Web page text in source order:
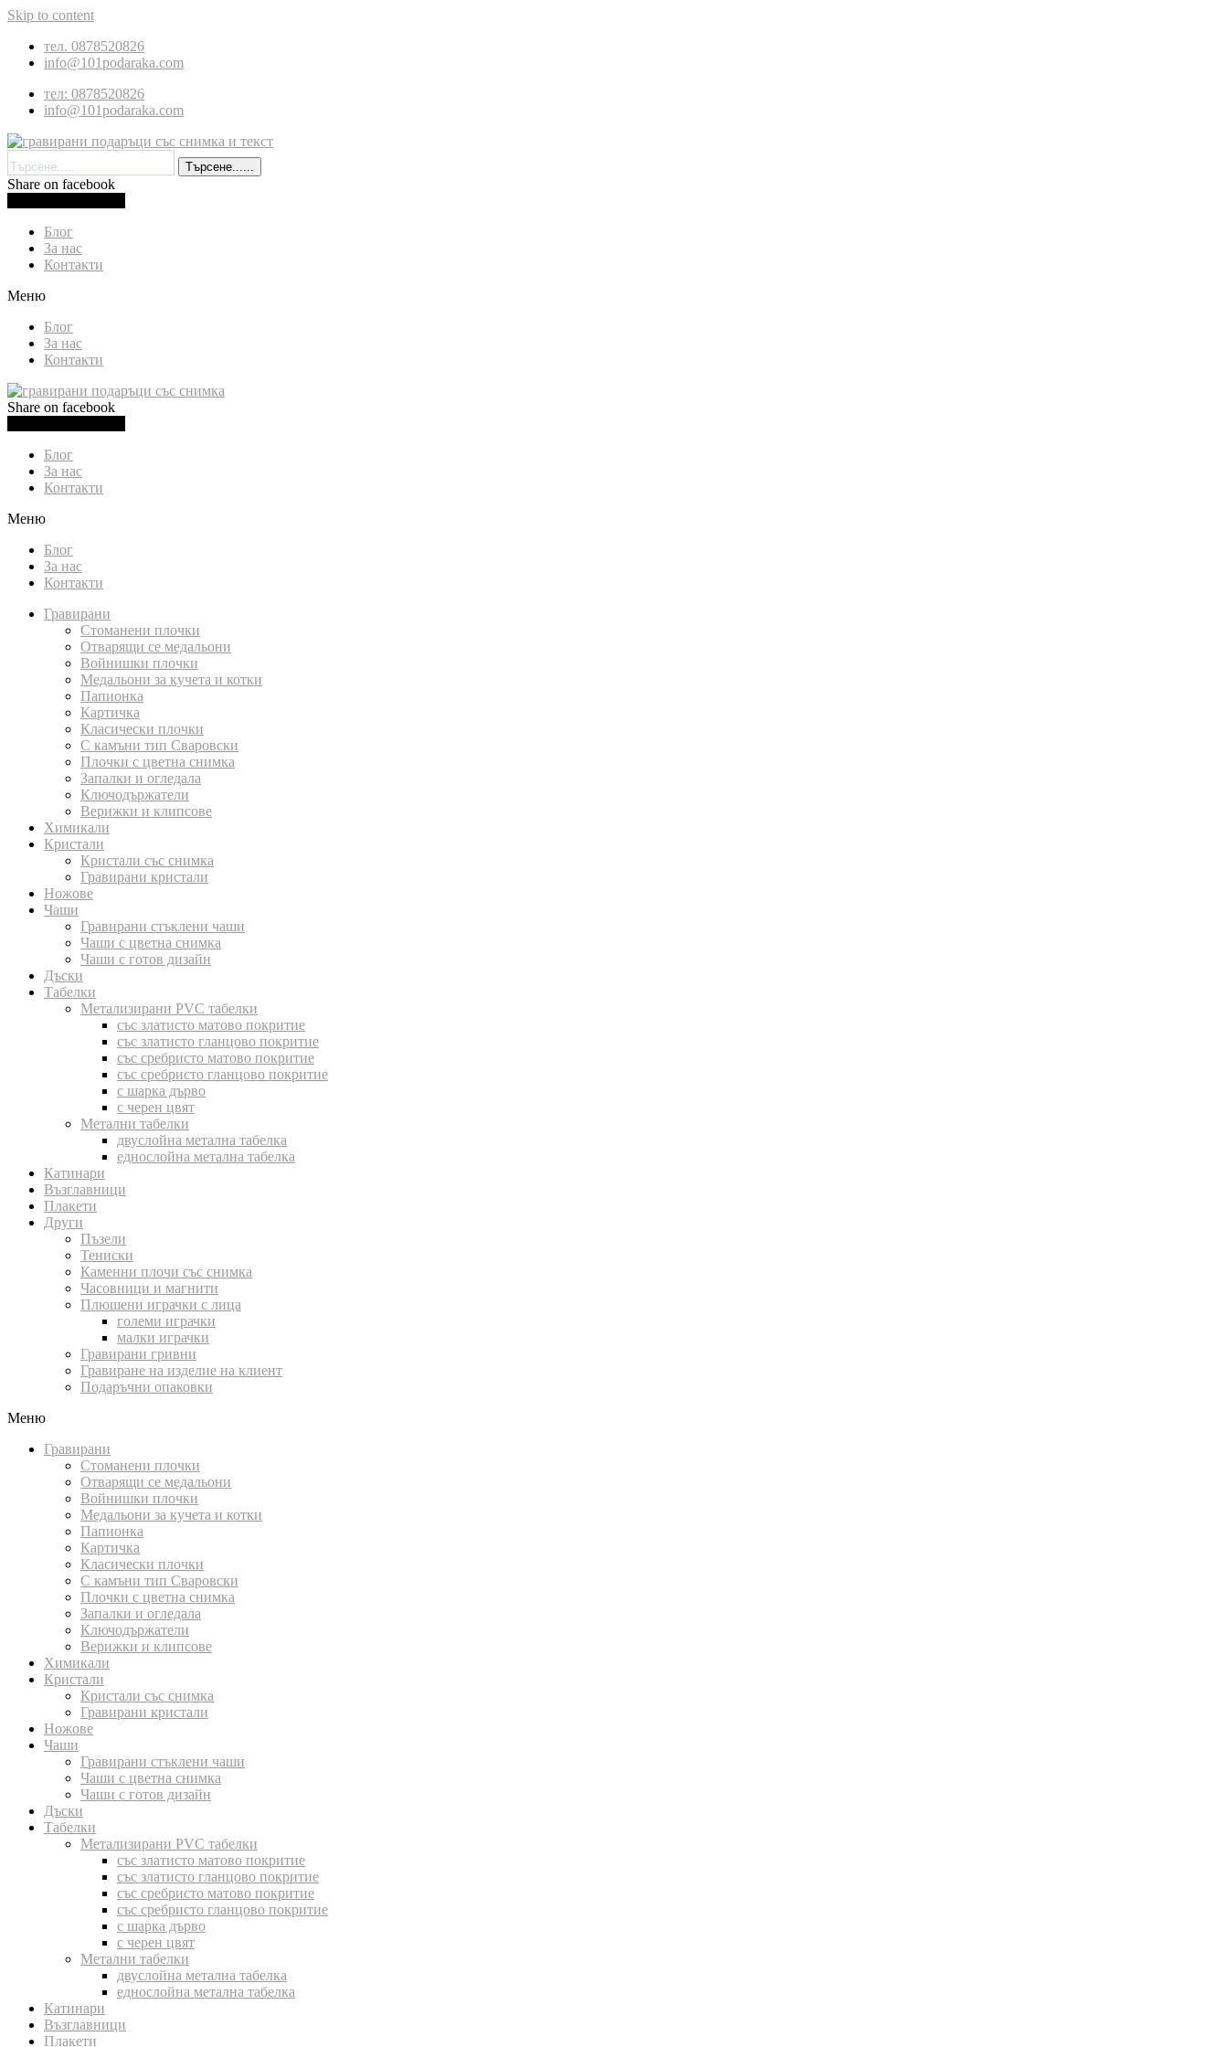
Skip to content
тел. 0878520826
info@101podaraka.com
тел: 0878520826
info@101podaraka.com
Търсене......
Share on facebook
Блог
За нас
Контакти
Меню
Блог
За нас
Контакти
Share on facebook
Блог
За нас
Контакти
Меню
Блог
За нас
Контакти
Гравирани
Стоманени плочки
Отварящи се медальони
Войнишки плочки
Медальони за кучета и котки
Папионка
Картичка
Класически плочки
С камъни тип Сваровски
Плочки с цветна снимка
Запалки и огледала
Ключодържатели
Верижки и клипсове
Химикали
Кристали
Кристали със снимка
Гравирани кристали
Ножове
Чаши
Гравирани стъклени чаши
Чаши с цветна снимка
Чаши с готов дизайн
Дъски
Табелки
Метализирани PVC табелки
със златисто матово покритие
със златисто гланцово покритие
със сребристо матово покритие
със сребристо гланцово покритие
с шарка дърво
с черен цвят
Метални табелки
двуслойна метална табелка
еднослойна метална табелка
Катинари
Възглавници
Плакети
Други
Пъзели
Тениски
Каменни плочи със снимка
Часовници и магнити
Плюшени играчки с лица
големи играчки
малки играчки
Гравирани гривни
Гравиране на изделие на клиент
Подаръчни опаковки
Меню
Гравирани
Стоманени плочки
Отварящи се медальони
Войнишки плочки
Медальони за кучета и котки
Папионка
Картичка
Класически плочки
С камъни тип Сваровски
Плочки с цветна снимка
Запалки и огледала
Ключодържатели
Верижки и клипсове
Химикали
Кристали
Кристали със снимка
Гравирани кристали
Ножове
Чаши
Гравирани стъклени чаши
Чаши с цветна снимка
Чаши с готов дизайн
Дъски
Табелки
Метализирани PVC табелки
със златисто матово покритие
със златисто гланцово покритие
със сребристо матово покритие
със сребристо гланцово покритие
с шарка дърво
с черен цвят
Метални табелки
двуслойна метална табелка
еднослойна метална табелка
Катинари
Възглавници
Плакети